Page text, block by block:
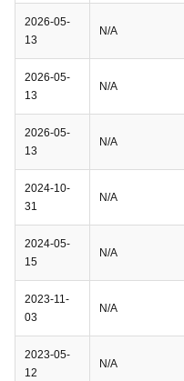
2026-05-
13
N/A
2026-05-
13
N/A
2026-05-
13
N/A
2024-10-
31
N/A
2024-05-
15
N/A
2023-11-
03
N/A
2023-05-
12
N/A